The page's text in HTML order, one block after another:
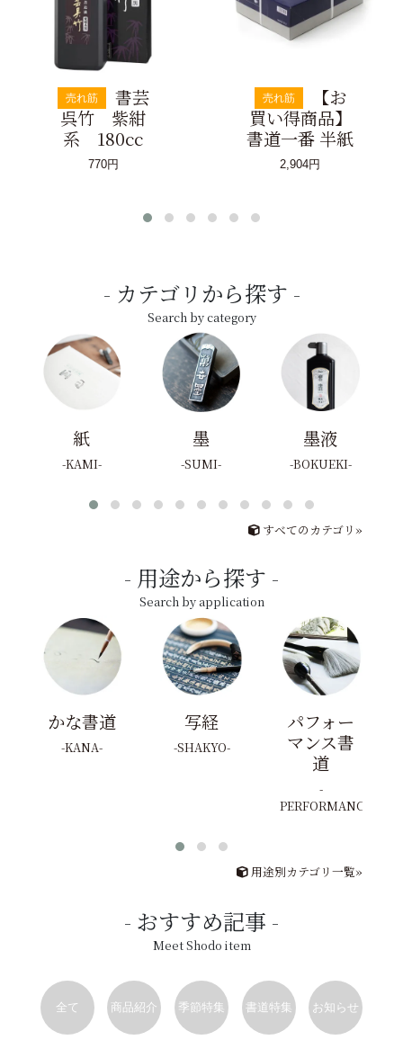
売れ筋
書芸
呉竹 紫紺
系 180cc
770円
売れ筋
【お
買い得商品】
書道一番 半紙
2,904円
カテゴリから探す
Search by category
紙
KAMI
墨
SUMI
墨液
BOKUEKI
すべてのカテゴリ»
用途から探す
Search by application
かな書道
KANA
写経
SHAKYO
パフォー
マンス書
道
PERFORMANCE
用途別カテゴリ一覧»
おすすめ記事
Meet Shodo item
全て 商品紹介 季節特集 書道特集 お知らせ